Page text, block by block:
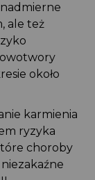
ale też
około
karmienia
ryzyka
choroby